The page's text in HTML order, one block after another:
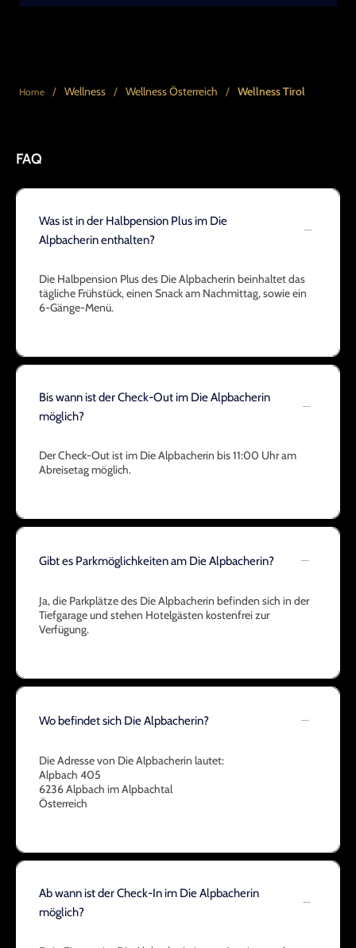
Home / Wellness / Wellness Österreich / Wellness Tirol
FAQ
Was ist in der Halbpension Plus im Die
Alpbacherin enthalten?
Die Halbpension Plus des Die Alpbacherin beinhaltet das
tägliche Frühstück, einen Snack am Nachmittag, sowie ein
6-Gänge-Menü.
Bis wann ist der Check-Out im Die Alpbacherin
möglich?
Der Check-Out ist im Die Alpbacherin bis 11:00 Uhr am
Abreisetag möglich.
Gibt es Parkmöglichkeiten am Die Alpbacherin?
Ja, die Parkplätze des Die Alpbacherin befinden sich in der
Tiefgarage und stehen Hotelgästen kostenfrei zur
Verfügung.
Wo befindet sich Die Alpbacherin?
Die Adresse von Die Alpbacherin lautet:
Alpbach 405
6236 Alpbach im Alpbachtal
Österreich
Ab wann ist der Check-In im Die Alpbacherin
möglich?